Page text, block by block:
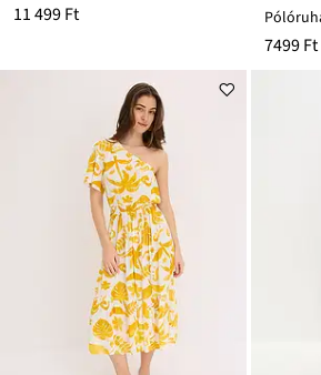
11 499 Ft
7499 Ft